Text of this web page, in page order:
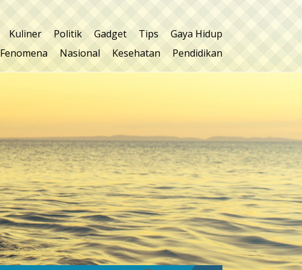
Kuliner Politik Gadget Tips
Gaya Hidup
Fenomena Nasional Kesehatan Pendidikan